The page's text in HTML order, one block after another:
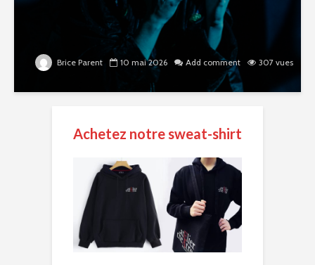
Brice Parent 10 mai 2026 Add comment 307 vues
Achetez notre sweat-shirt